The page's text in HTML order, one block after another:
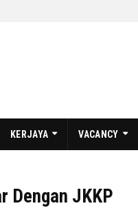
KERJAYA VACANCY
Dengan JKKP